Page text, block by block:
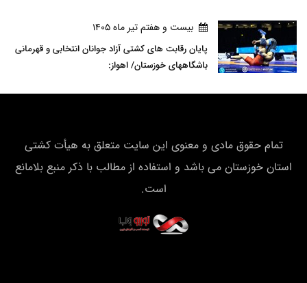
بيست و هفتم تير ماه 1405
پایان رقابت های کشتی آزاد جوانان انتخابی و قهرمانی
باشگاههای خوزستان/ اهواز:
تمام حقوق مادی و معنوی این سایت متعلق به هیأت كشتی
استان خوزستان می باشد و استفاده از مطالب با ذکر منبع بلامانع
است.